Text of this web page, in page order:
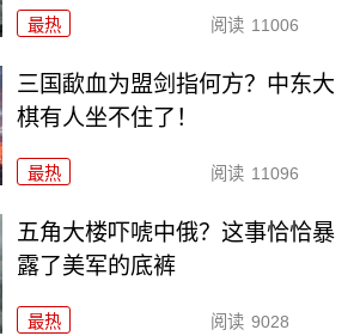
最热 阅读 11006
三国歃血为盟剑指何方？中东大
棋有人坐不住了！
最热 阅读 11096
五角大楼吓唬中俄？这事恰恰暴
露了美军的底裤
最热 阅读 9028